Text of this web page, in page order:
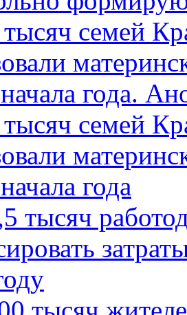
семей
года.
семей
года
тысяч